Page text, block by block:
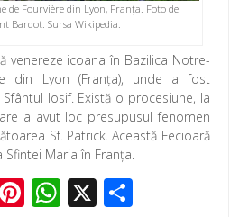
de Fourvière din Lyon, Franţa. Foto de
Bardot. Sursa Wikipedia.
venereze icoana în Bazilica Notre-
din Lyon (Franța), unde a fost
Iosif. Există o procesiune, la
a avut loc presupusul fenomen
Sf. Patrick. Această Fecioară
Maria în Franța.
Pi W X